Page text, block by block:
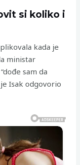
si koliko i
kada je
ministar
sam da
Isak odgovorio